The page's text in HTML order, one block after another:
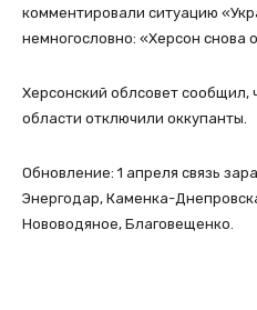
комментировали ситуацию
немногословно: «Херсон снова
Херсонский облсовет сообщил,
области отключили оккупанты.
Обновление: 1 апреля связь
Энергодар, Каменка-
Нововодяное, Благовещенко.